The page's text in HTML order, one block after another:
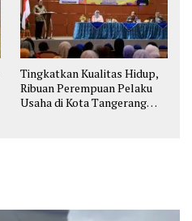
Tingkatkan Kualitas Hidup,
Ribuan Perempuan Pelaku
Usaha di Kota Tangerang